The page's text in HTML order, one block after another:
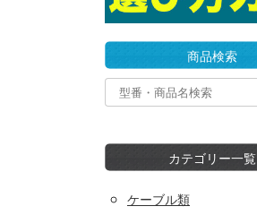
商品検索
カテゴリー一覧
ケーブル類